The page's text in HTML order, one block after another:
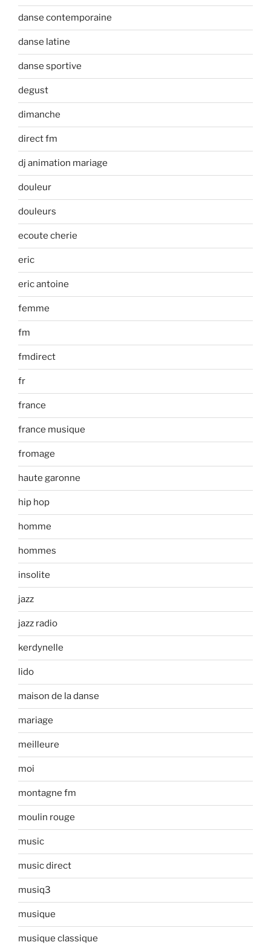
danse contemporaine
danse latine
danse sportive
degust
dimanche
direct fm
dj animation mariage
douleur
douleurs
ecoute cherie
eric
eric antoine
femme
fm
fmdirect
fr
france
france musique
fromage
haute garonne
hip hop
homme
hommes
insolite
jazz
jazz radio
kerdynelle
lido
maison de la danse
mariage
meilleure
moi
montagne fm
moulin rouge
music
music direct
musiq3
musique
musique classique